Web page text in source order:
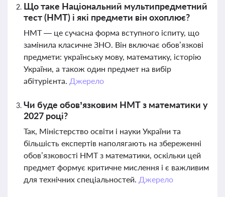
Що таке Національний мультипредметний
тест (НМТ) і які предмети він охоплює?
НМТ — це сучасна форма вступного іспиту, що
замінила класичне ЗНО. Він включає обов’язкові
предмети: українську мову, математику, історію
України, а також один предмет на вибір
абітурієнта. Джерело
Чи буде обов’язковим НМТ з математики у
2027 році?
Так, Міністерство освіти і науки України та
більшість експертів наполягають на збереженні
обов’язковості НМТ з математики, оскільки цей
предмет формує критичне мислення і є важливим
для технічних спеціальностей. Джерело